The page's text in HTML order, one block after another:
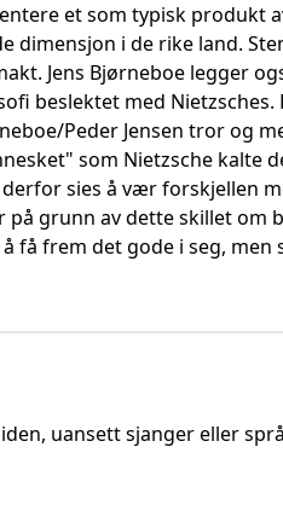
et som typisk produkt
i de rike land.
Jens Bjørneboe legger
beslektet med
Peder Jensen tror og
som Nietzsche kalte
sies å vær forskjellen
grunn av dette skillet om
få frem det gode i seg, men
uansett sjanger eller